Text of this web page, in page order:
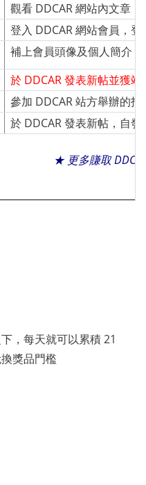
觀看 DDCAR 網站內文章
登入 DDCAR 網站會員，
補上會員頭像及個人簡介
於 DDCAR 發表新帖並獲
參加 DDCAR 站方舉辦的指
於 DDCAR 發表新帖，自
★ 更多賺取
，每天就可以累積 21
獎品門檻